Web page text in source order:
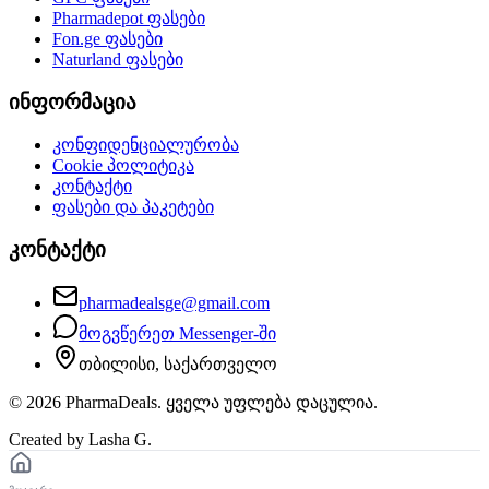
Pharmadepot ფასები
Fon.ge ფასები
Naturland ფასები
ინფორმაცია
კონფიდენციალურობა
Cookie პოლიტიკა
კონტაქტი
ფასები და პაკეტები
კონტაქტი
pharmadealsge@gmail.com
მოგვწერეთ Messenger-ში
თბილისი, საქართველო
© 2026 PharmaDeals. ყველა უფლება დაცულია.
Created by Lasha G.